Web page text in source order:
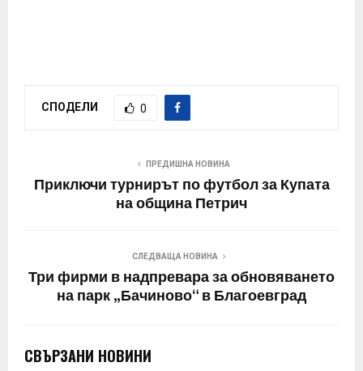
СПОДЕЛИ 0
ПРЕДИШНА НОВИНА
Приключи турнирът по футбол за Купата
на община Петрич
СЛЕДВАЩА НОВИНА
Три фирми в надпревара за обновяването
на парк „Бачиново“ в Благоевград
СВЪРЗАНИ НОВИНИ